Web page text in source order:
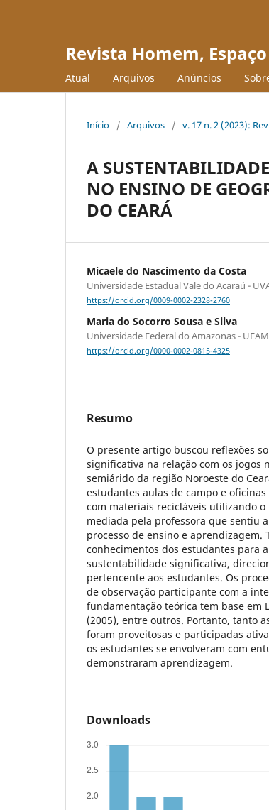
Revista Homem,
Atual Arquivos Anúncios
Início / Arquivos / v. 17 n. 2 (2023):
A
NO ENSINO DE
DO CEARÁ
Micaele do Nascimento da Costa
Universidade Estadual Vale do Acaraú -
https://orcid.org/0009-0002-2328-2760
Maria do Socorro Sousa e Silva
Universidade Federal do Amazonas - UFAM
https://orcid.org/0000-0002-0815-4325
Resumo
O presente artigo buscou reflexões
significativa na relação com os jogos
semiárido da região Noroeste do
estudantes aulas de campo e
com materiais recicláveis utilizando
mediada pela professora que sentiu
processo de ensino e aprendizagem.
conhecimentos dos estudantes para
sustentabilidade significativa,
pertencente aos estudantes. Os
de observação participante com a
fundamentação teórica tem base em
(2005), entre outros. Portanto, tanto
foram proveitosas e participadas
os estudantes se envolveram com
demonstraram aprendizagem.
Downloads